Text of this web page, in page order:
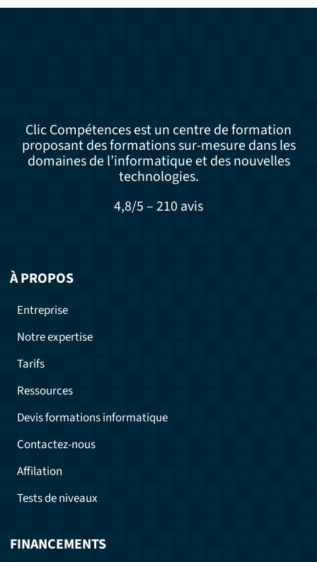
Clic Compétences est un centre de formation
proposant des formations sur-mesure dans les
domaines de l’informatique et des nouvelles
technologies.
4,8/5 – 210 avis
À PROPOS
Entreprise
Notre expertise
Tarifs
Ressources
Devis formations informatique
Contactez-nous
Affilation
Tests de niveaux
FINANCEMENTS